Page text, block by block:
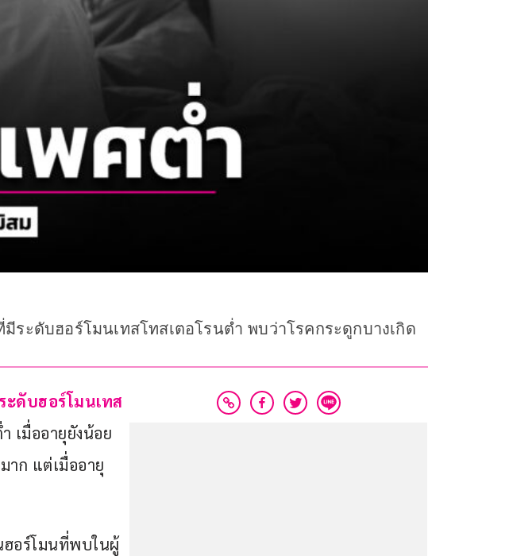
ะดับฮอร์โมนเทสโทสเตอโรนต่ำ พบว่าโรคกระดูกบางเกิด
ดับฮอร์โมนเทส
เมื่ออายุยังน้อย
าก แต่เมื่ออายุ
ฮอร์โมนที่พบในผู้